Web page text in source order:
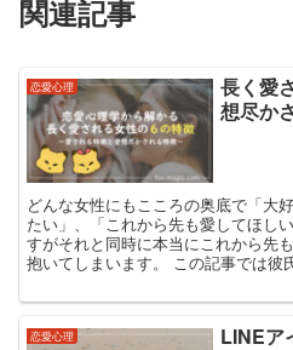
関連記事
恋愛心理
長く愛
想尽か
どんな女性にもこころの奥底で「大
たい」、「これから先も愛してほし
すがそれと同時に本当にこれから先
抱いてしまいます。 この記事では彼
恋愛心理
LINEア